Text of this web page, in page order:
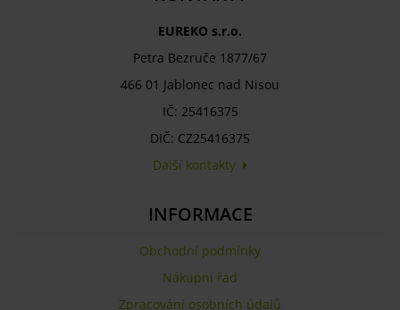
EUREKO s.r.o.
Petra Bezruče 1877/67
466 01 Jablonec nad Nisou
IČ: 25416375
DIČ: CZ25416375
Další kontakty
INFORMACE
Obchodní podmínky
Nákupní řád
Zpracování osobních údajů